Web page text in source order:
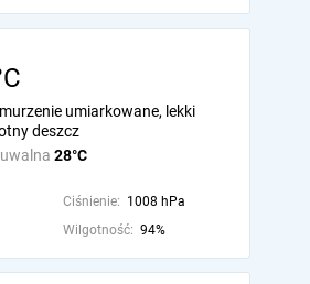
28°C
umiarkowane, lekki
deszcz
Ciśnienie: 1008 hPa
Wilgotność: 94%